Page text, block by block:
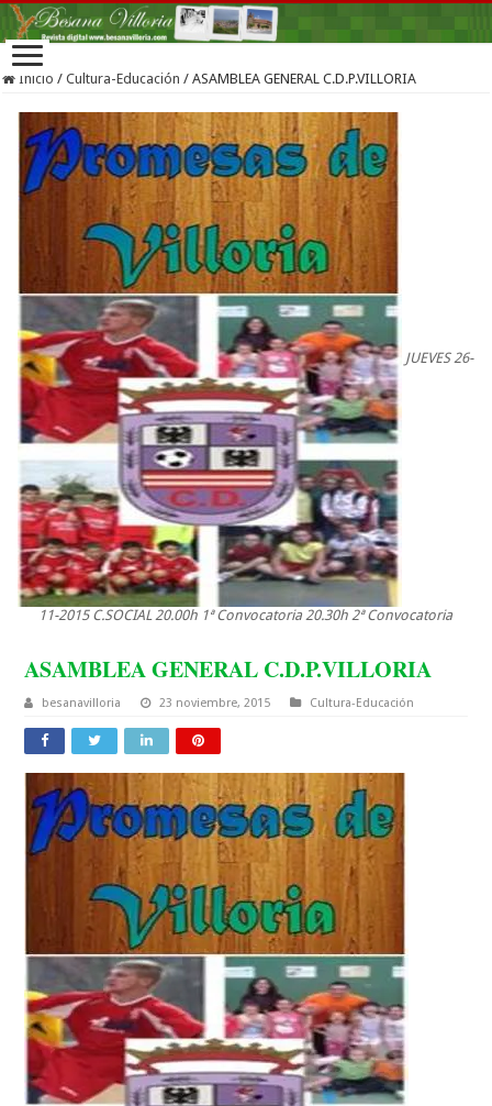
Inicio / Cultura-Educación / ASAMBLEA GENERAL C.D.P.VILLORIA
JUEVES 26-
11-2015 C.SOCIAL 20.00h 1ª Convocatoria 20.30h 2ª Convocatoria
ASAMBLEA GENERAL C.D.P.VILLORIA
besanavilloria 23 noviembre, 2015 Cultura-Educación